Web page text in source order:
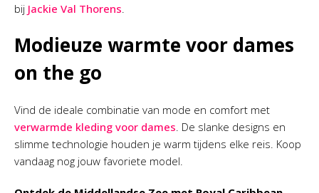
bij Jackie Val Thorens.
Modieuze warmte voor dames
on the go
Vind de ideale combinatie van mode en comfort met
verwarmde kleding voor dames. De slanke designs en
slimme technologie houden je warm tijdens elke reis. Koop
vandaag nog jouw favoriete model.